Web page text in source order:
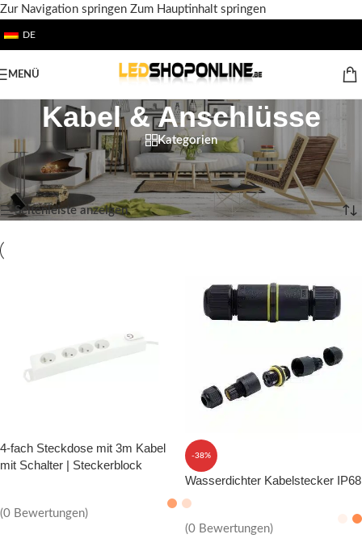
Zur Navigation springen Zum Hauptinhalt springen
DE
MENÜ
Kabel & Anschlüsse
Kategorien
Startseite / Shop/Ausgabe /ZUBEHÖR/Kabel & Anschlüsse
Alle 2 Ergebnisse werden angezeigt
Seitenleiste anzeigen
4-fach Steckdose mit 3m Kabel
mit Schalter | Steckerblock
(0 Bewertungen)
-38%
Wasserdichter Kabelstecker IP68
(0 Bewertungen)